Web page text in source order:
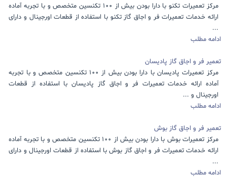
مرکز تعمیرات تکنو با دارا بودن بیش از 100 تکنسین متخصص و با تجربه آماده
ارائه خدمات تعمیرات فر و اجاق گاز تکنو با استفاده از قطعات اورجینال و دارای
...
ادامه مطلب
تعمیر فر و اجاق گاز پادیسان
مرکز تعمیرات پادیسان با دارا بودن بیش از 100 تکنسین متخصص و با تجربه
آماده ارائه خدمات تعمیرات فر و اجاق گاز پادیسان با استفاده از قطعات
اورجینال و ...
ادامه مطلب
تعمیر فر و اجاق گاز بوش
مرکز تعمیرات بوش با دارا بودن بیش از 100 تکنسین متخصص و با تجربه آماده
ارائه خدمات تعمیرات فر و اجاق گاز بوش با استفاده از قطعات اورجینال و دارای
...
ادامه مطلب